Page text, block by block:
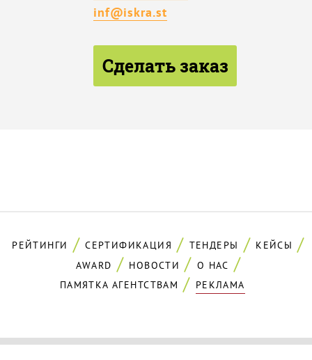
inf@iskra.st
Сделать заказ
РЕЙТИНГИ СЕРТИФИКАЦИЯ ТЕНДЕРЫ
КЕЙСЫ
AWARD
НОВОСТИ
О НАС
ПАМЯТКА АГЕНТСТВАМ
РЕКЛАМА